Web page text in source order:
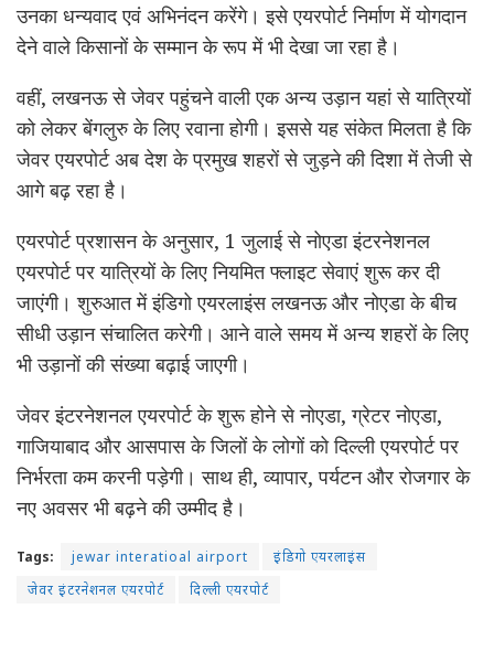
उनका धन्यवाद एवं अभिनंदन करेंगे। इसे एयरपोर्ट निर्माण में योगदान
देने वाले किसानों के सम्मान के रूप में भी देखा जा रहा है।
वहीं, लखनऊ से जेवर पहुंचने वाली एक अन्य उड़ान यहां से यात्रियों
को लेकर बेंगलुरु के लिए रवाना होगी। इससे यह संकेत मिलता है कि
जेवर एयरपोर्ट अब देश के प्रमुख शहरों से जुड़ने की दिशा में तेजी से
आगे बढ़ रहा है।
एयरपोर्ट प्रशासन के अनुसार, 1 जुलाई से नोएडा इंटरनेशनल
एयरपोर्ट पर यात्रियों के लिए नियमित फ्लाइट सेवाएं शुरू कर दी
जाएंगी। शुरुआत में इंडिगो एयरलाइंस लखनऊ और नोएडा के बीच
सीधी उड़ान संचालित करेगी। आने वाले समय में अन्य शहरों के लिए
भी उड़ानों की संख्या बढ़ाई जाएगी।
जेवर इंटरनेशनल एयरपोर्ट के शुरू होने से नोएडा, ग्रेटर नोएडा,
गाजियाबाद और आसपास के जिलों के लोगों को दिल्ली एयरपोर्ट पर
निर्भरता कम करनी पड़ेगी। साथ ही, व्यापार, पर्यटन और रोजगार के
नए अवसर भी बढ़ने की उम्मीद है।
Tags: jewar interatioal airport
इंडिगो एयरलाइंस
जेवर इंटरनेशनल एयरपोर्ट
दिल्ली एयरपोर्ट